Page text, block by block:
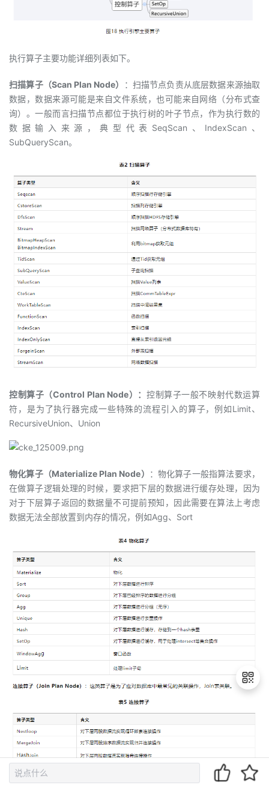
执行算子主要功能详细列表如下。
扫描算子（Scan Plan Node）
：扫描节点负责从底层数据来源抽取
数据，数据来源可能是来自文件系统，也可能来自网络（分布式查
询）。一般而言扫描节点都位于执行树的叶子节点，作为执行数的
数据输入来源，典型代表SeqScan、IndexScan、
SubQueryScan。
控制算子（Control Plan Node）： 控制算子一般不映射代数运算
符，是为了执行器完成一些特殊的流程引入的算子，例如Limit、
RecursiveUnion、Union
物化算子（Materialize Plan Node）
：物化算子一般指算法要求，
在做算子逻辑处理的时候，要求把下层的数据进行缓存处理，因为
对于下层算子返回的数据量不可提前预知，因此需要在算法上考虑
数据无法全部放置到内存的情况，例如Agg、Sort